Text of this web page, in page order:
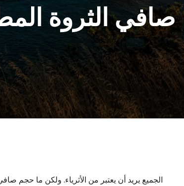
صافي الثروة
الجميع يريد أن يعتبر من الأثرياء. ولكن ما حجم